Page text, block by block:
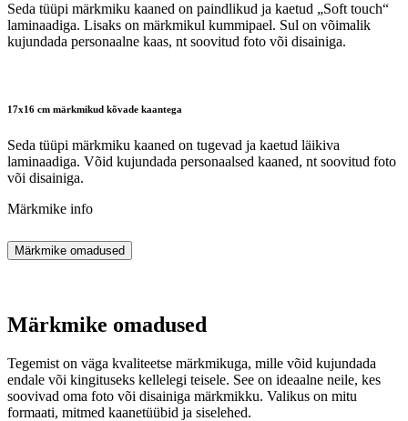
Seda tüüpi märkmiku kaaned on paindlikud ja kaetud „Soft touch“
laminaadiga. Lisaks on märkmikul kummipael. Sul on võimalik
kujundada personaalne kaas, nt soovitud foto või disainiga.
17x16 cm märkmikud kõvade kaantega
Seda tüüpi märkmiku kaaned on tugevad ja kaetud läikiva
laminaadiga. Võid kujundada personaalsed kaaned, nt soovitud foto
või disainiga.
Märkmike info
Märkmike omadused
Märkmike omadused
Tegemist on väga kvaliteetse märkmikuga, mille võid kujundada
endale või kingituseks kellelegi teisele. See on ideaalne neile, kes
soovivad oma foto või disainiga märkmikku. Valikus on mitu
formaati, mitmed kaanetüübid ja siselehed.